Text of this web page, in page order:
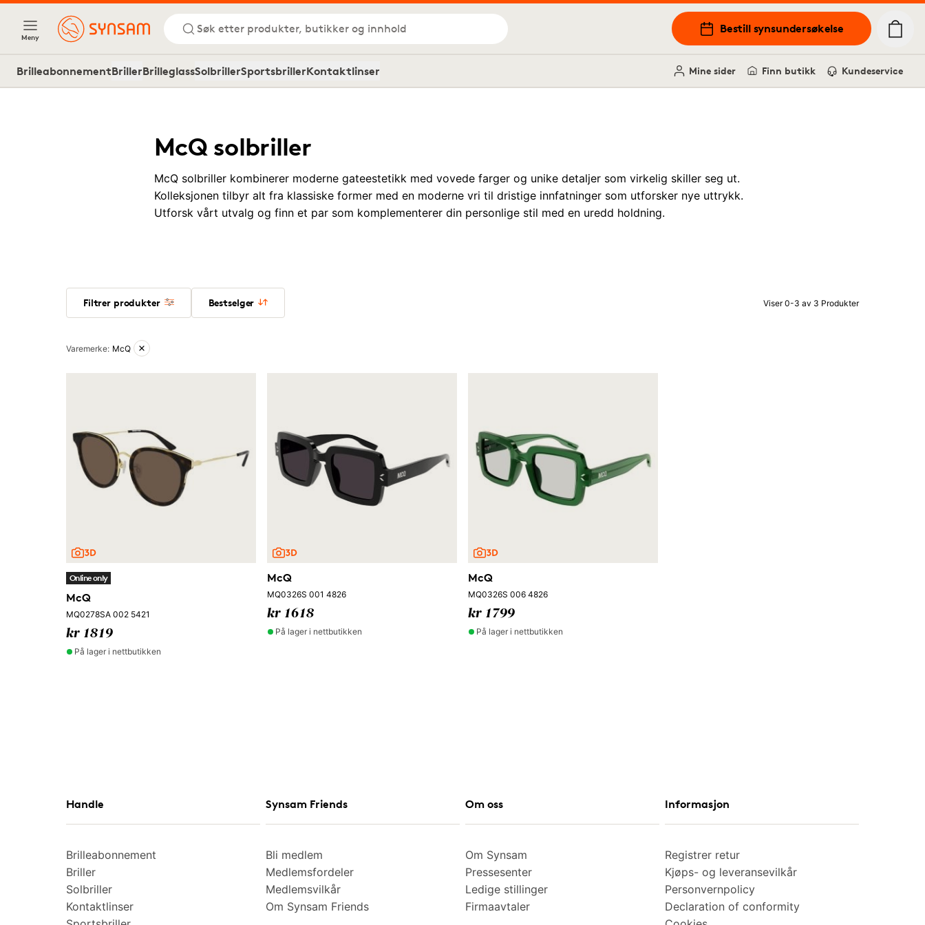
Meny
Søk etter produkter, butikker og innhold Bestill synsundersøkelse
BrilleabonnementBrillerBrilleglassSolbrillerSportsbrillerKontaktlinser Mine sider Finn butikk Kundeservice
McQ solbriller
McQ solbriller kombinerer moderne gateestetikk med vovede farger og unike detaljer som virkelig skiller seg ut.
Kolleksjonen tilbyr alt fra klassiske former med en moderne vri til dristige innfatninger som utforsker nye uttrykk.
Utforsk vårt utvalg og finn et par som komplementerer din personlige stil med en uredd holdning.
Filtrer produkter Bestselger Viser 0-3 av 3 Produkter
Aktive filtre
Varemerke: McQ
Online only
McQ
MQ0278SA 002 5421
kr 1819
På lager i nettbutikken
McQ
MQ0326S 001 4826
kr 1618
På lager i nettbutikken
McQ
MQ0326S 006 4826
kr 1799
På lager i nettbutikken
Handle
Brilleabonnement
Briller
Solbriller
Kontaktlinser
Synsam Friends
Bli medlem
Medlemsfordeler
Medlemsvilkår
Om Synsam Friends
Om oss
Om Synsam
Pressesenter
Ledige stillinger
Firmaavtaler
Informasjon
Registrer retur
Kjøps- og leveransevilkår
Personvernpolicy
Declaration of conformity